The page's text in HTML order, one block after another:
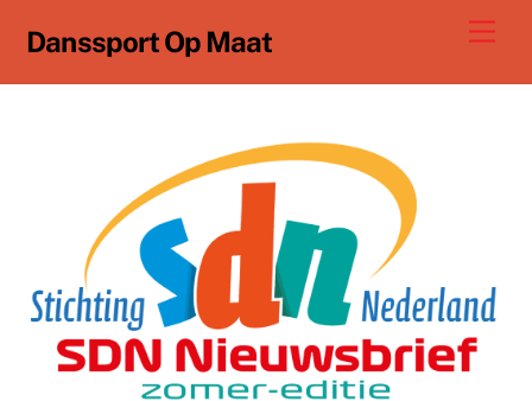
naarDanssport Op Maat